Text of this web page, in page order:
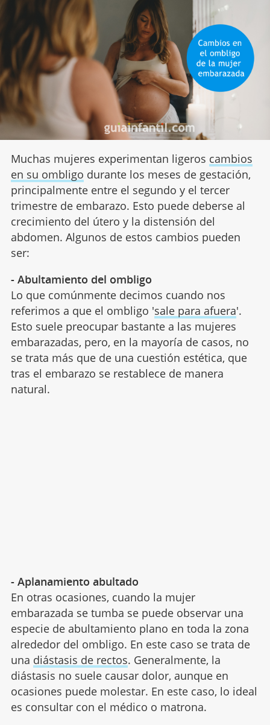
Muchas mujeres experimentan ligeros cambios
en su ombligo durante los meses de gestación,
principalmente entre el segundo y el tercer
trimestre de embarazo. Esto puede deberse al
crecimiento del útero y la distensión del
abdomen. Algunos de estos cambios pueden
ser:
- Abultamiento del ombligo
Lo que comúnmente decimos cuando nos
referimos a que el ombligo 'sale para afuera'.
Esto suele preocupar bastante a las mujeres
embarazadas, pero, en la mayoría de casos, no
se trata más que de una cuestión estética, que
tras el embarazo se restablece de manera
natural.
- Aplanamiento abultado
En otras ocasiones, cuando la mujer
embarazada se tumba se puede observar una
especie de abultamiento plano en toda la zona
alrededor del ombligo. En este caso se trata de
una diástasis de rectos. Generalmente, la
diástasis no suele causar dolor, aunque en
ocasiones puede molestar. En este caso, lo ideal
es consultar con el médico o matrona.